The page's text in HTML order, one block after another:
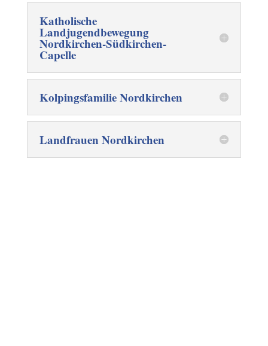
Katholische
Landjugendbewegung
Nordkirchen-Südkirchen-
Capelle
Kolpingsfamilie Nordkirchen
Landfrauen Nordkirchen